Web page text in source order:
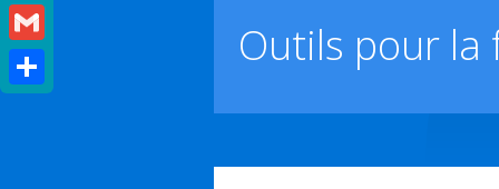
Outils pour
Bluesky
Gmail